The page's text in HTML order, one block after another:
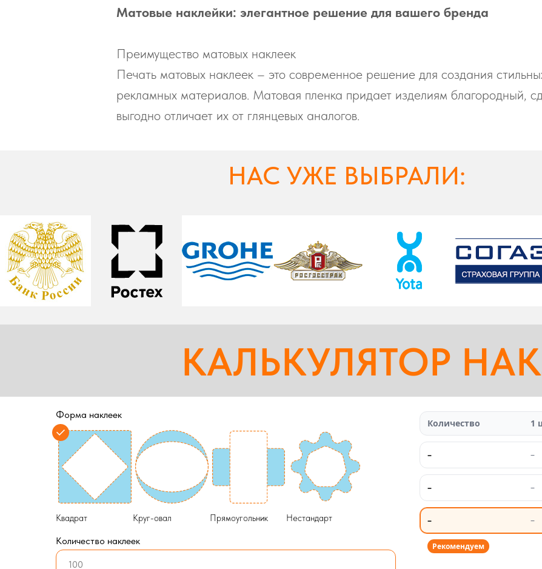
Матовые наклейки: элегантное решение для вашего бренда
Преимущество матовых наклеек
Печать матовых наклеек – это современное решение для создания
рекламных материалов. Матовая пленка придает изделиям благородный,
выгодно отличает их от глянцевых аналогов.
НАС УЖЕ ВЫБРАЛИ:
КАЛЬКУЛЯТОР
Форма наклеек
Квадрат Круг-овал Прямоугольник Нестандарт
Количество наклеек
Количество 1
– –
– –
– –
Рекомендуем